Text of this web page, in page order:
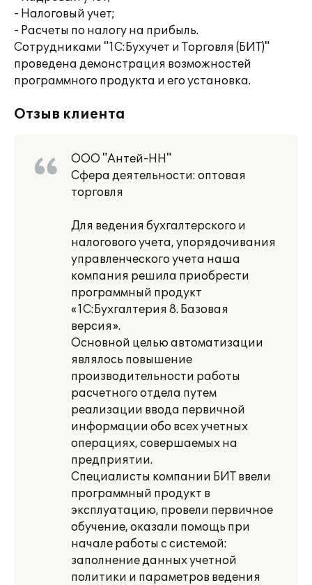
- Налоговый учет;
- Расчеты по налогу на прибыль.
Сотрудниками "1С:Бухучет и Торговля (БИТ)"
проведена демонстрация возможностей
программного продукта и его установка.
Отзыв клиента
ООО "Антей-НН"
Сфера деятельности: оптовая
торговля
Для ведения бухгалтерского и
налогового учета, упорядочивания
управленческого учета наша
компания решила приобрести
программный продукт
«1С:Бухгалтерия 8. Базовая
версия».
Основной целью автоматизации
являлось повышение
производительности работы
расчетного отдела путем
реализации ввода первичной
информации обо всех учетных
операциях, совершаемых на
предприятии.
Специалисты компании БИТ ввели
программный продукт в
эксплуатацию, провели первичное
обучение, оказали помощь при
начале работы с системой:
заполнение данных учетной
политики и параметров ведения